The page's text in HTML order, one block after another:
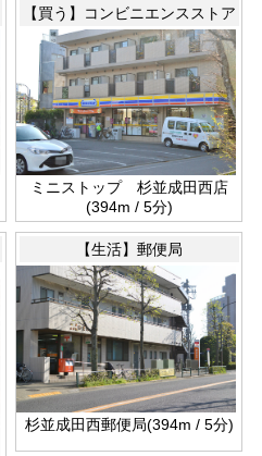
【買う】コンビニエンスストア
ミニストップ 杉並成田西店
(394m / 5分)
【生活】郵便局
杉並成田西郵便局(394m / 5分)